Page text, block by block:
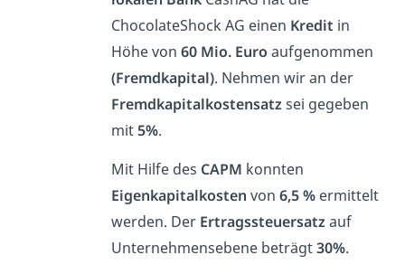
ChocolateShock AG einen Kredit in
Höhe von 60 Mio. Euro aufgenommen
(Fremdkapital). Nehmen wir an der
Fremdkapitalkostensatzsei gegeben
mit5%.
Mit Hilfe des CAPM konnten
Eigenkapitalkosten von 6,5 %ermittelt
werden. Der Ertragssteuersatzauf
Unternehmensebene beträgt30%.